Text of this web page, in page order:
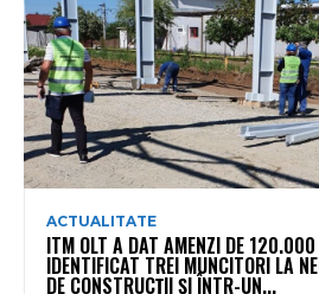
ACTUALITATE
ITM OLT A DAT AMENZI DE 120.000
IDENTIFICAT TREI MUNCITORI LA
DE CONSTRUCȚII ȘI ÎNTR-UN...